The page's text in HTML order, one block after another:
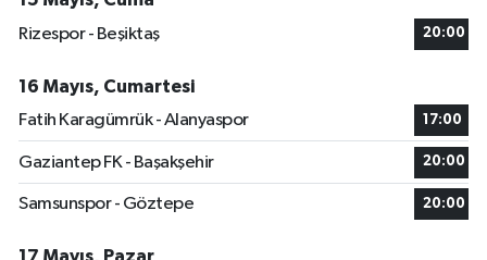
Rizespor - Beşiktaş
20:00
16 Mayıs, Cumartesi
Fatih Karagümrük - Alanyaspor
17:00
Gaziantep FK - Başakşehir 20:00
Samsunspor - Göztepe 20:00